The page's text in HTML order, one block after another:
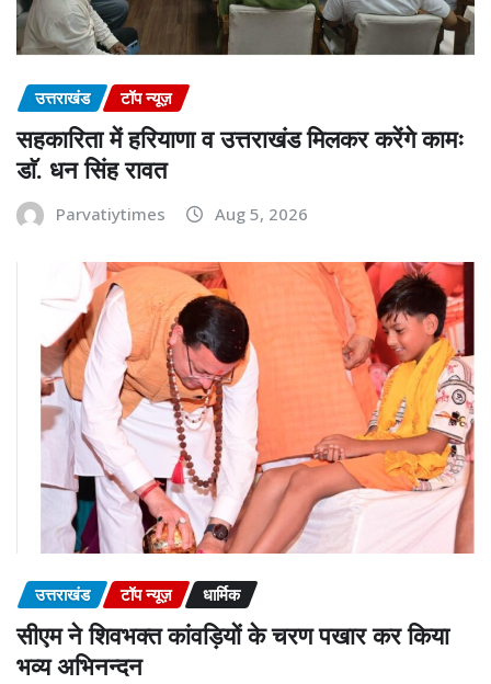
उत्तराखंड टॉप न्यूज़
सहकारिता में हरियाणा व उत्तराखंड मिलकर करेंगे कामः
डाॅ. धन सिंह रावत
Parvatiytimes Aug 5, 2026
उत्तराखंड टॉप न्यूज़ धार्मिक
सीएम ने शिवभक्त कांवड़ियों के चरण पखार कर किया
भव्य अभिनन्दन